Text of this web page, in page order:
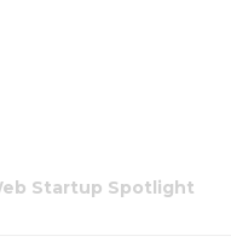
Startup Spotlight